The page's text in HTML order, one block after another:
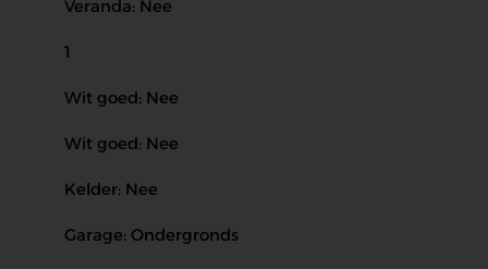
Veranda: Nee
1
Wit goed: Nee
Wit goed: Nee
Kelder: Nee
Garage: Ondergronds